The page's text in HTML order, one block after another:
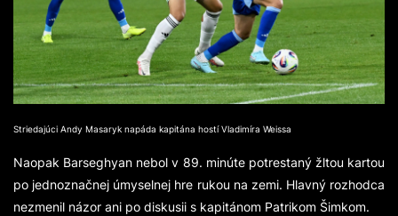
Striedajúci Andy Masaryk napáda kapitána hostí Vladimíra Weissa
Naopak Barseghyan nebol v 89. minúte potrestaný žltou kartou
po jednoznačnej úmyselnej hre rukou na zemi. Hlavný rozhodca
nezmenil názor ani po diskusii s kapitánom Patrikom Šimkom.